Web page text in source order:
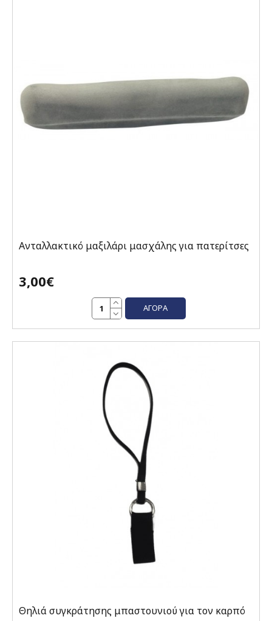
Ανταλλακτικό μαξιλάρι μασχάλης για πατερίτσες
3,00€
ΑΓΟΡΆ
Θηλιά συγκράτησης μπαστουνιού για τον καρπό